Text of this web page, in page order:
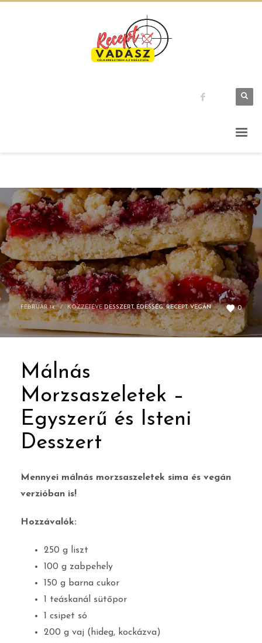
0
FEBRUÁR 14, / KÖZZÉTÉVEDESSZERT, ÉDESSÉG,RECEPT,VEGÁN
Málnás
Morzsaszeletek –
Egyszerű és Isteni
Desszert
Mennyei málnás morzsaszeletek sima és vegán
verzióban is!
Hozzávalók:
250 g liszt
100 g zabpehely
150 g barna cukor
1 teáskanál sütőpor
1 csipet só
200 g vaj (hideg, kockázva)